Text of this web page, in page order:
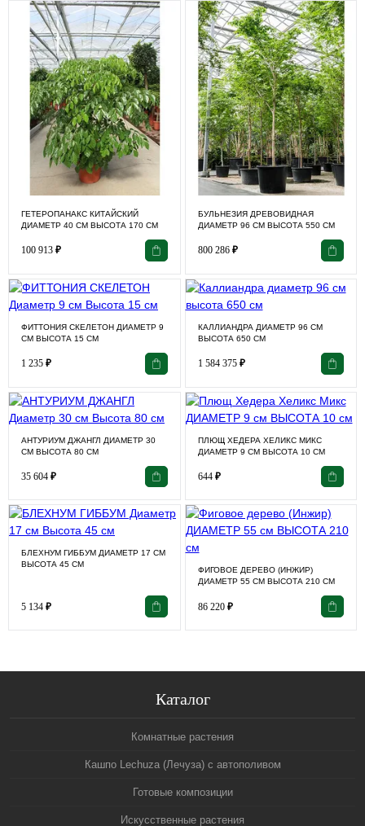
ГЕТЕРОПАНАКС КИТАЙСКИЙ
ДИАМЕТР 40 СМ ВЫСОТА 170 СМ
100 913 ₽
БУЛЬНЕЗИЯ ДРЕВОВИДНАЯ
ДИАМЕТР 96 СМ ВЫСОТА 550 СМ
800 286 ₽
ФИТТОНИЯ СКЕЛЕТОН ДИАМЕТР 9
СМ ВЫСОТА 15 СМ
1 235 ₽
КАЛЛИАНДРА ДИАМЕТР 96 СМ
ВЫСОТА 650 СМ
1 584 375 ₽
АНТУРИУМ ДЖАНГЛ ДИАМЕТР 30
СМ ВЫСОТА 80 СМ
35 604 ₽
ПЛЮЩ ХЕДЕРА ХЕЛИКС МИКС
ДИАМЕТР 9 СМ ВЫСОТА 10 СМ
644 ₽
БЛЕХНУМ ГИББУМ ДИАМЕТР 17 СМ
ВЫСОТА 45 СМ
5 134 ₽
ФИГОВОЕ ДЕРЕВО (ИНЖИР)
ДИАМЕТР 55 СМ ВЫСОТА 210 СМ
86 220 ₽
Каталог
Комнатные растения
Кашпо Lechuza (Лечуза) с автополивом
Готовые композиции
Искусственные растения